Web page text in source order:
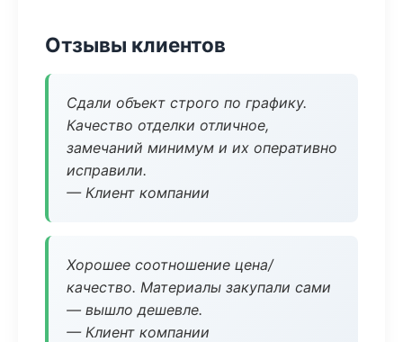
Отзывы клиентов
Сдали объект строго по графику.
Качество отделки отличное,
замечаний минимум и их оперативно
исправили.
— Клиент компании
Хорошее соотношение цена/
качество. Материалы закупали сами
— вышло дешевле.
— Клиент компании